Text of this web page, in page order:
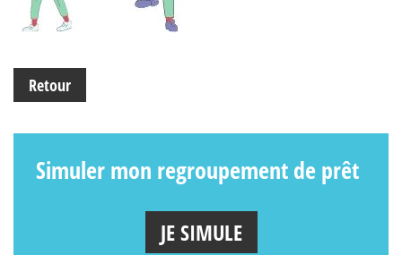
Retour
Simuler mon regroupement de prêt
JE SIMULE